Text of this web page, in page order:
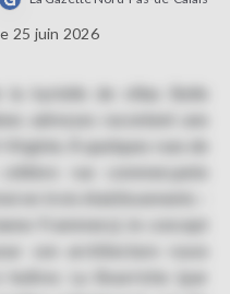
25 juin 2026
la kyrielle de villas Belle
adresses racontent une
À quelques rues de
rue commerçante
en trois établissements –
Frammery), le concept
son architecture russe
La Bourriche (par